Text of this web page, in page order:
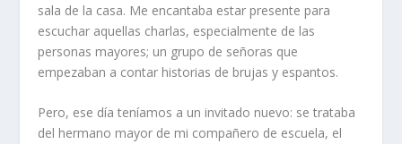
sala de la casa. Me encantaba estar presente para
escuchar aquellas charlas, especialmente de las
personas mayores; un grupo de señoras que
empezaban a contar historias de brujas y espantos.
Pero, ese día teníamos a un invitado nuevo: se trataba
del hermano mayor de mi compañero de escuela, el